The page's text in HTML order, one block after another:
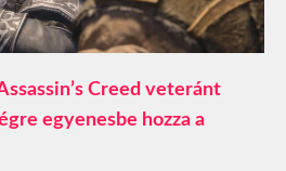
Creed veteránt
egyenesbe hozza a